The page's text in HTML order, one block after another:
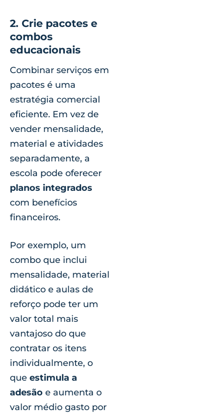
2. Crie pacotes e
combos
educacionais
Combinar serviços em
pacotes é uma
estratégia comercial
eficiente. Em vez de
vender mensalidade,
material e atividades
separadamente, a
escola pode oferecer
planos integrados
com benefícios
financeiros.
Por exemplo, um
combo que inclui
mensalidade, material
didático e aulas de
reforço pode ter um
valor total mais
vantajoso do que
contratar os itens
individualmente, o
que estimula a
adesão e aumenta o
valor médio gasto por